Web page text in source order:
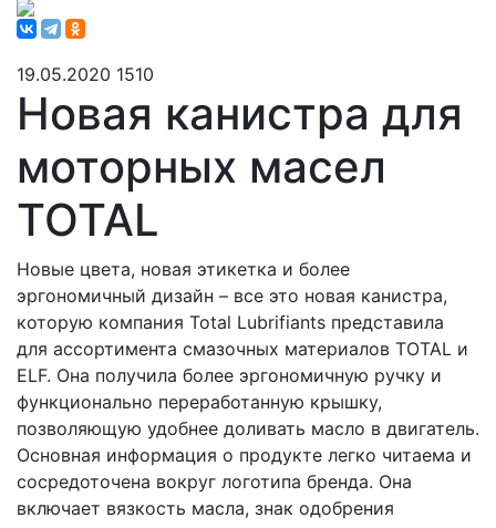
19.05.2020 1510
Новая канистра для
моторных масел
TOTAL
Новые цвета, новая этикетка и более
эргономичный дизайн – все это новая канистра,
которую компания Total Lubrifiants представила
для ассортимента смазочных материалов TOTAL и
ELF. Она получила более эргономичную ручку и
функционально переработанную крышку,
позволяющую удобнее доливать масло в двигатель.
Основная информация о продукте легко читаема и
сосредоточена вокруг логотипа бренда. Она
включает вязкость масла, знак одобрения